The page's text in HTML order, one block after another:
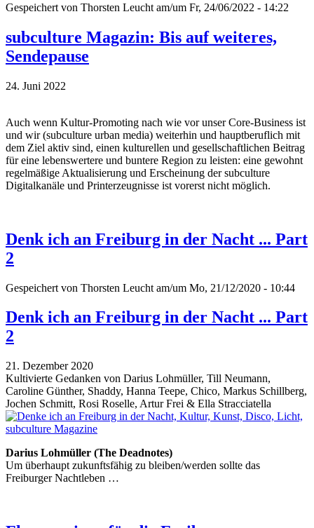
Gespeichert von Thorsten Leucht am/um Fr, 24/06/2022 - 14:22
subculture Magazin: Bis auf weiteres,
Sendepause
24. Juni 2022
Auch wenn Kultur-Promoting nach wie vor unser Core-Business ist
und wir (subculture urban media) weiterhin und hauptberuflich mit
dem Ziel aktiv sind, einen kulturellen und gesellschaftlichen Beitrag
für eine lebenswertere und buntere Region zu leisten: eine gewohnt
regelmäßige Aktualisierung und Erscheinung der subculture
Digitalkanäle und Printerzeugnisse ist vorerst nicht möglich.
Denk ich an Freiburg in der Nacht ... Part
2
Gespeichert von Thorsten Leucht am/um Mo, 21/12/2020 - 10:44
Denk ich an Freiburg in der Nacht ... Part
2
21. Dezember 2020
Kultivierte Gedanken von Darius Lohmüller, Till Neumann,
Caroline Günther, Shaddy, Hanna Teepe, Chico, Markus Schillberg,
Jochen Schmitt, Rosi Roselle, Artur Frei & Ella Stracciatella
Darius Lohmüller (The Deadnotes)
Um überhaupt zukunftsfähig zu bleiben/werden sollte das
Freiburger Nachtleben …